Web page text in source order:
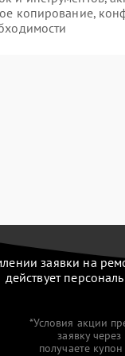
копирование,
заявки на
действует
*Условия акции
заявку
получаете